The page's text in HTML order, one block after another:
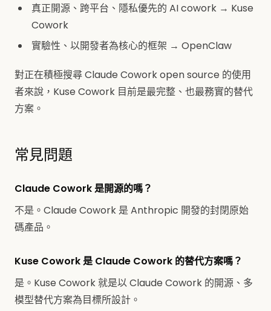
真正開源、跨平台、隱私優先的 AI cowork → Kuse
Cowork
實驗性、以開發者為核心的框架 → OpenClaw
對正在積極搜尋 Claude Cowork open source 的使用
者來說，Kuse Cowork 目前是最完整、也最務實的替代
方案。
常見問題
Claude Cowork 是開源的嗎？
不是。Claude Cowork 是 Anthropic 開發的封閉原始
碼產品。
Kuse Cowork 是 Claude Cowork 的替代方案嗎？
是。Kuse Cowork 就是以 Claude Cowork 的開源、多
模型替代方案為目標所設計。